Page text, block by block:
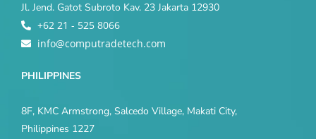
Jl. Jend. Gatot Subroto Kav. 23 Jakarta 12930
+62 21 - 525 8066
info@computradetech.com
PHILIPPINES
8F, KMC Armstrong, Salcedo Village, Makati City,
Philippines 1227